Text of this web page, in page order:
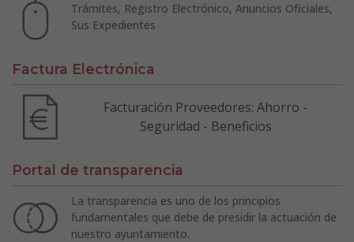
Trámites, Registro Electrónico, Anuncios Oficiales,
Sus Expedientes
Factura Electrónica
Facturación Proveedores: Ahorro -
Seguridad - Beneficios
Portal de transparencia
La transparencia es uno de los principios
fundamentales que debe de presidir la actuación de
nuestro ayuntamiento.